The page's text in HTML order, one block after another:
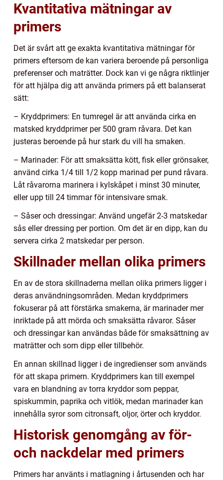
Kvantitativa mätningar av
primers
Det är svårt att ge exakta kvantitativa mätningar för
primers eftersom de kan variera beroende på personliga
preferenser och maträtter. Dock kan vi ge några riktlinjer
för att hjälpa dig att använda primers på ett balanserat
sätt:
– Kryddprimers: En tumregel är att använda cirka en
matsked kryddprimer per 500 gram råvara. Det kan
justeras beroende på hur stark du vill ha smaken.
– Marinader: För att smaksätta kött, fisk eller grönsaker,
använd cirka 1/4 till 1/2 kopp marinad per pund råvara.
Låt råvarorna marinera i kylskåpet i minst 30 minuter,
eller upp till 24 timmar för intensivare smak.
– Såser och dressingar: Använd ungefär 2-3 matskedar
sås eller dressing per portion. Om det är en dipp, kan du
servera cirka 2 matskedar per person.
Skillnader mellan olika primers
En av de stora skillnaderna mellan olika primers ligger i
deras användningsområden. Medan kryddprimers
fokuserar på att förstärka smakerna, är marinader mer
inriktade på att mörda och smaksätta råvaror. Såser
och dressingar kan användas både för smaksättning av
maträtter och som dipp eller tillbehör.
En annan skillnad ligger i de ingredienser som används
för att skapa primern. Kryddprimers kan till exempel
vara en blandning av torra kryddor som peppar,
spiskummin, paprika och vitlök, medan marinader kan
innehålla syror som citronsaft, oljor, örter och kryddor.
Historisk genomgång av för-
och nackdelar med primers
Primers har använts i matlagning i årtusenden och har